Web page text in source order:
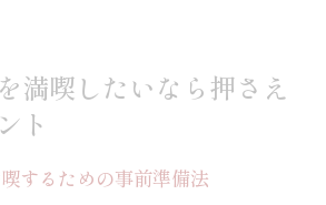
満喫したいなら押さえ
ト
するための事前準備法